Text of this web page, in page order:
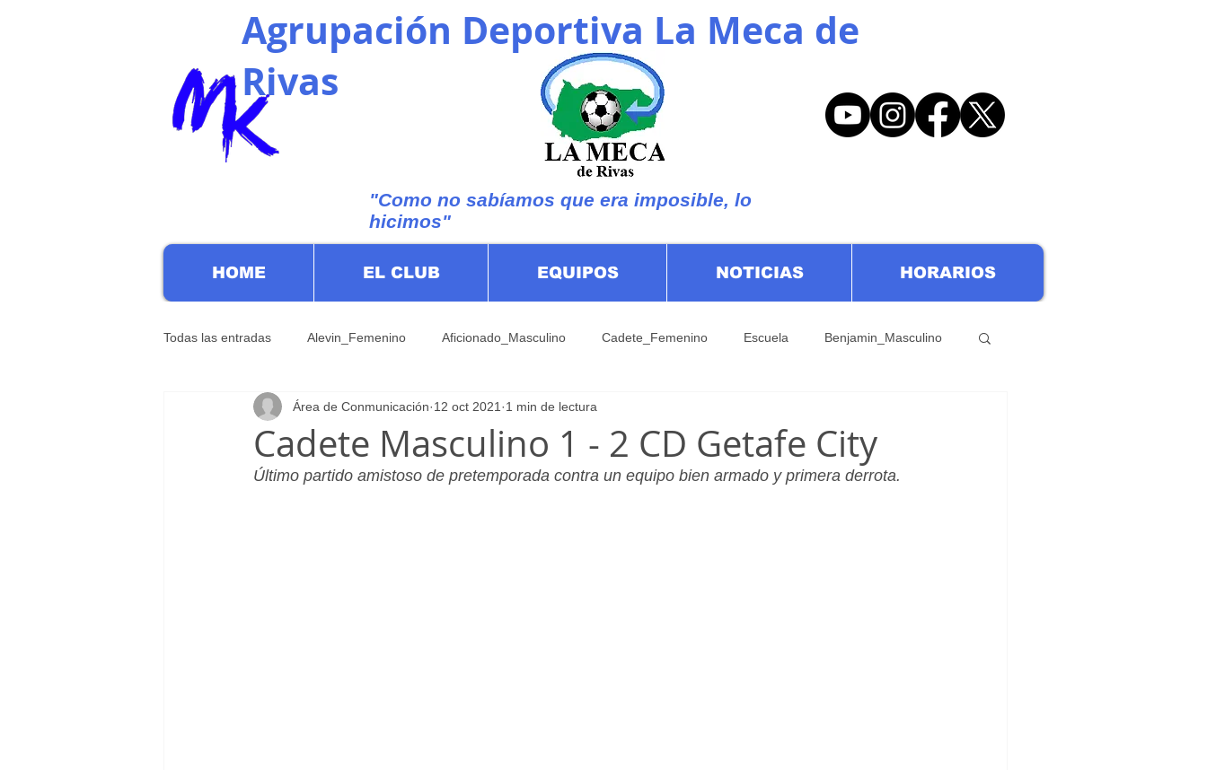
Agrupación Deportiva La Meca de
Rivas
"Como no sabíamos que era imposible, lo
hicimos"
HOME EL CLUB EQUIPOS NOTICIAS HORARIOS
Todas las entradas Alevin_Femenino Aficionado_Masculino Cadete_Femenino Escuela Benjamin_Masculino
Infantil_Femenino Patrocinadores Juvenil_Femenino
Cadete_Masculino Club Juvenil_Masculino Alevin_Masculino Psicología
Cadete Masculino 1 - 2 CD Getafe City
Área de Conmunicación 12 oct 2021 1 min de lectura
Último partido amistoso de pretemporada contra un equipo bien armado y primera derrota.